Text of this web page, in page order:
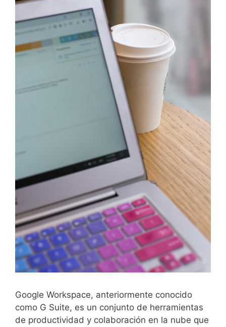
Google Workspace, anteriormente conocido
como G Suite, es un conjunto de herramientas
de productividad y colaboración en la nube que